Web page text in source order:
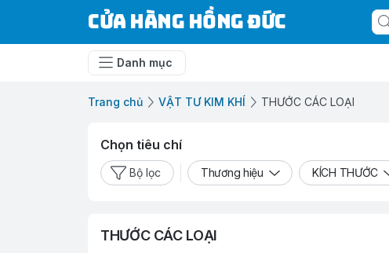
Cửa Hàng Hồng Đức
Danh mục
Trang chủ VẬT TƯ KIM KHÍ THƯỚC CÁC LOẠI
Chọn tiêu chí
Bộ lọc Thương hiệu KÍCH THƯỚC
THƯỚC CÁC LOẠI